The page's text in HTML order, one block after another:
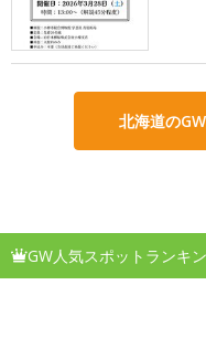
北海道の
GW人気スポットランキ